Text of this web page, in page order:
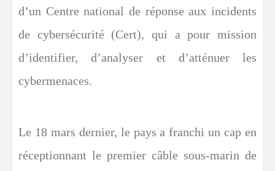
d’un Centre national de réponse aux incidents
de cybersécurité (Cert), qui a pour mission
d’identifier, d’analyser et d’atténuer les
cybermenaces.
Le 18 mars dernier, le pays a franchi un cap en
réceptionnant le premier câble sous-marin de